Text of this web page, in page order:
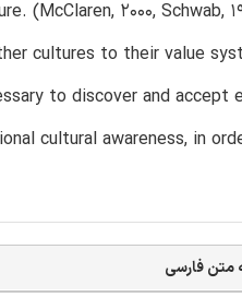
(McClaren, 2000, Schwab,
cultures to their value
to discover and
cultural awareness, in
متن فارسی